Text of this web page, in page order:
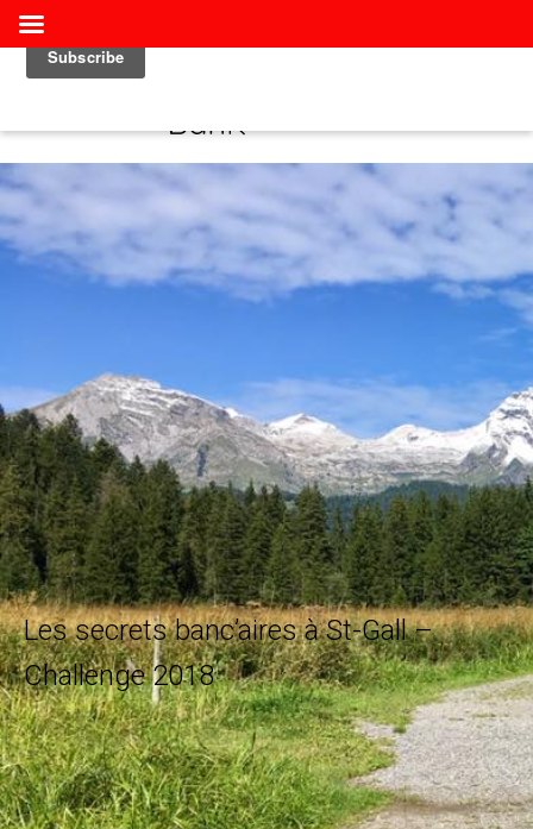
Les secrets banc’aires à St-Gall –
Challenge 2018